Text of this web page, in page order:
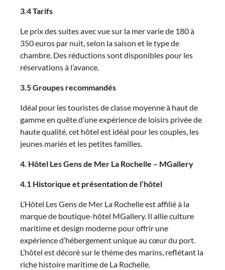
3.4 Tarifs
Le prix des suites avec vue sur la mer varie de 180 à
350 euros par nuit, selon la saison et le type de
chambre. Des réductions sont disponibles pour les
réservations à l’avance.
3.5 Groupes recommandés
Idéal pour les touristes de classe moyenne à haut de
gamme en quête d’une expérience de loisirs privée de
haute qualité, cet hôtel est idéal pour les couples, les
jeunes mariés et les petites familles.
4. Hôtel Les Gens de Mer La Rochelle – MGallery
4.1 Historique et présentation de l’hôtel
L’Hôtel Les Gens de Mer La Rochelle est affilié à la
marque de boutique-hôtel MGallery. Il allie culture
maritime et design moderne pour offrir une
expérience d’hébergement unique au cœur du port.
L’hôtel est décoré sur le thème des marins, reflétant la
riche histoire maritime de La Rochelle.